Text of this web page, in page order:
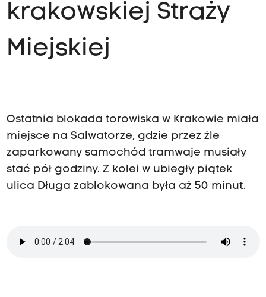
krakowskiej Straży
Miejskiej
Ostatnia blokada torowiska w Krakowie miała
miejsce na Salwatorze, gdzie przez źle
zaparkowany samochód tramwaje musiały
stać pół godziny. Z kolei w ubiegły piątek
ulica Długa zablokowana była aż 50 minut.